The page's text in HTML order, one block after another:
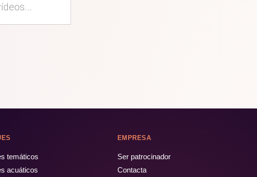
temáticos
acuáticos
EMPRESA
Ser patrocinador
Contacta